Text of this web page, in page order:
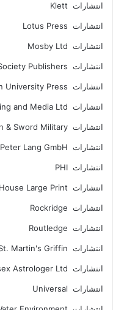
انتشارات Klett
انتشارات Lotus Press
انتشارات Mosby Ltd
انتشارات New Society Publishers
انتشارات Open University Press
انتشارات Pavilion Publishing and Media Ltd
انتشارات Pen & Sword Military
انتشارات Peter Lang GmbH
انتشارات PHI
انتشارات Random House Large Print
انتشارات Rockridge
انتشارات Routledge
انتشارات St. Martin's Griffin
انتشارات The Wessex Astrologer Ltd
انتشارات Universal